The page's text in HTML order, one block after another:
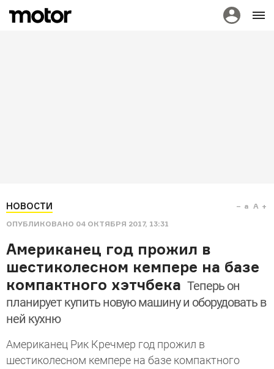
НОВОСТИ
ОПУБЛИКОВАНО 04 ОКТЯБРЯ 2017, 13:31
a A
Американец год прожил в
шестиколесном кемпере на базе
компактного хэтчбека Теперь он
планирует купить новую машину и оборудовать в
ней кухню
Американец Рик Кречмер год прожил в
шестиколесном кемпере на базе компактного